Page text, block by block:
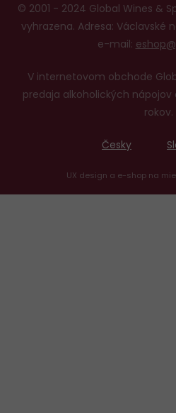
© 2001 - 2024 Global Wines &
vyhrazena. Adresa: Václavské
e-mail:
V internetovom obchode
predaja alkoholických
rokov.
Česky
UX design a e-shop na